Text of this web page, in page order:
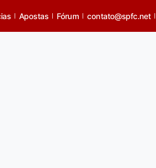
Apostas Fórum contato@spfc.net